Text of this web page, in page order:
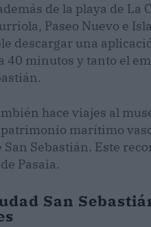
de la playa de
Paseo Nuevo e
descargar una
40 minutos y tanto el
hace viajes al
marítimo
San Sebastián. Este
Pasaia.
San